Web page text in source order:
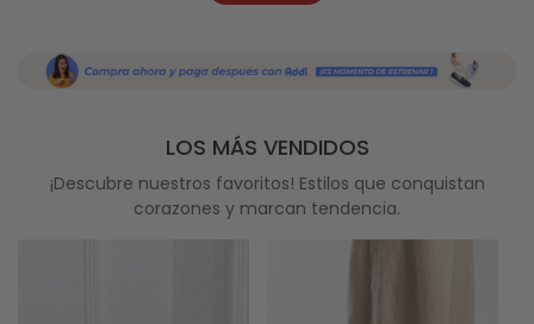
LOS MÁS VENDIDOS
¡Descubre nuestros favoritos! Estilos que conquistan
corazones y marcan tendencia.